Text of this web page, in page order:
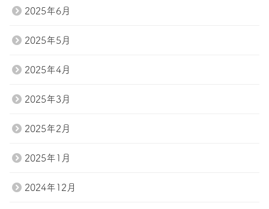
2025年6月
2025年5月
2025年4月
2025年3月
2025年2月
2025年1月
2024年12月